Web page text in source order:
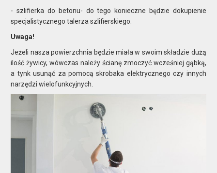
- szlifierka do betonu- do tego konieczne będzie dokupienie
specjalistycznego talerza szlifierskiego.
Uwaga!
Jeżeli nasza powierzchnia będzie miała w swoim składzie dużą
ilość żywicy, wówczas należy ścianę zmoczyć wcześniej gąbką,
a tynk usunąć za pomocą skrobaka elektrycznego czy innych
narzędzi wielofunkcyjnych.